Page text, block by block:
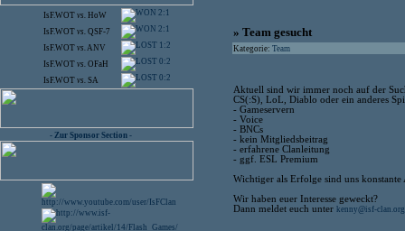
IsF.WOT vs. HoW 2:1
IsF.WOT vs. QSF-7 2:1
IsF.WOT vs.ANV 1:2
IsF.WOT vs. OFaH 0:2
IsF.WOT vs. SA 0:2
- Zur Sponsor Section -
» Team gesucht
Kategorie: Team
Aktuell sind wir immer noch auf der
CS(:S), LoL, Diablo oder ein anderes
- Gameservern
- Voice
- BNCs
- kein Mitgliedsbeitrag
- erfahrene Clanleitung
- ggf. ESL Premium
Wichtiger als Erfolge sind uns
Wir haben euer Interesse geweckt?
Dann meldet euch unter kenny@isf-clan.org